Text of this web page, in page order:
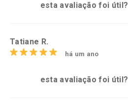
esta avaliação foi útil?
Tatiane R.
há um ano
esta avaliação foi útil?